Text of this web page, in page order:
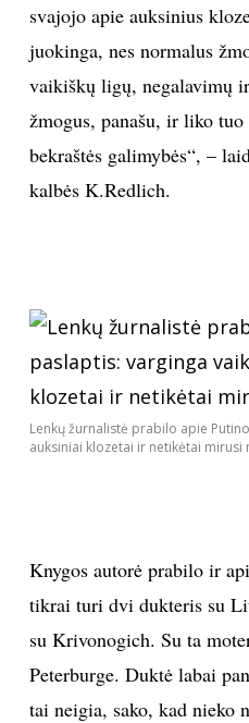
Jūs sutinkate su
taisyklėmis
svajojo apie auksinius
juokinga, nes normalus
vaikiškų ligų, negalavimų
žmogus, panašu, ir liko
bekraštės galimybės“, –
kalbės K.Redlich.
Lenkų žurnalistė prabilo apie
auksiniai klozetai ir netikėtai mirusi
Knygos autorė prabilo ir
tikrai turi dvi dukteris su
su Krivonogich. Su ta
Peterburge. Duktė labai
tai neigia, sako, kad nieko